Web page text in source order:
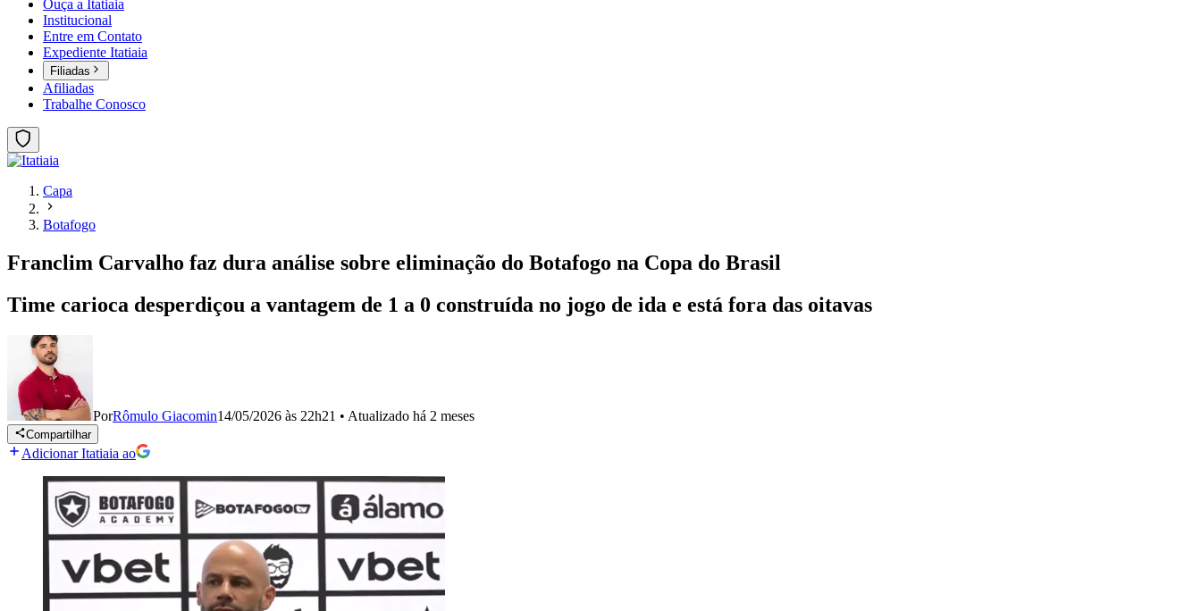
Ouça a Itatiaia
Institucional
Entre em Contato
Expediente Itatiaia
Filiadas
Afiliadas
Trabalhe Conosco
Capa
Botafogo
Franclim Carvalho faz dura análise sobre eliminação do Botafogo na Copa do Brasil
Time carioca desperdiçou a vantagem de 1 a 0 construída no jogo de ida e está fora das oitavas
PorRômulo Giacomin14/05/2026 às 22h21 • Atualizado há 2 meses
Compartilhar
Adicionar Itatiaia ao